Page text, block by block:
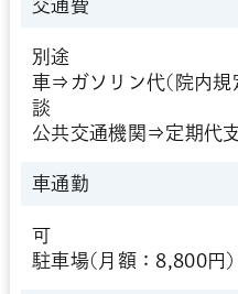
交通費
別途
車⇒ガソリン代(院内規
談
公共交通機関⇒定期代
車通勤
可
駐車場(月額：8,800円